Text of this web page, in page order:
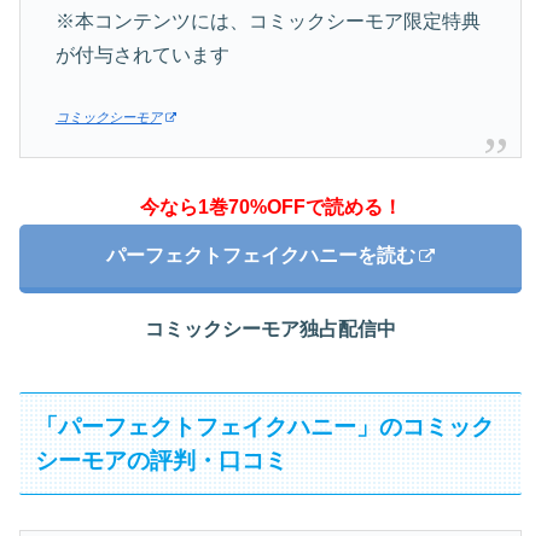
※本コンテンツには、コミックシーモア限定特典
が付与されています
コミックシーモア
今なら1巻70%OFFで読める！
パーフェクトフェイクハニーを読む
コミックシーモア独占配信中
「パーフェクトフェイクハニー」のコミック
シーモアの評判・口コミ